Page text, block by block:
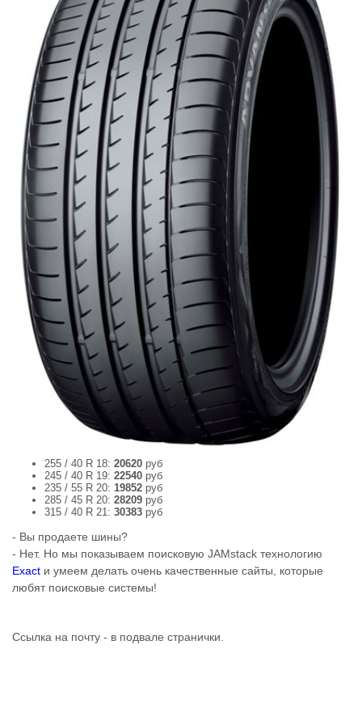
255 / 40 R 18: 20620 руб
245 / 40 R 19: 22540 руб
235 / 55 R 20: 19852 руб
285 / 45 R 20: 28209 руб
315 / 40 R 21: 30383 руб
- Вы продаете шины?
- Нет. Но мы показываем поисковую JAMstack технологию
Exact и умеем делать очень качественные сайты, которые
любят поисковые системы!
Ссылка на почту - в подвале странички.